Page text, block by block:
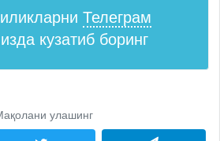
Телеграм
кузатиб боринг
улашинг